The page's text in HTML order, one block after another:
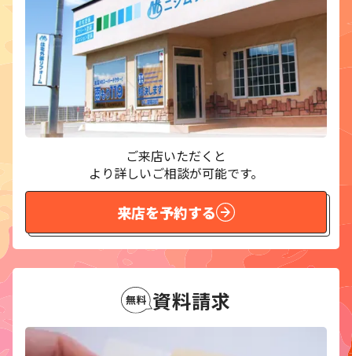
ご来店いただくと
より詳しいご相談が可能です。
来店を予約する
資料請求